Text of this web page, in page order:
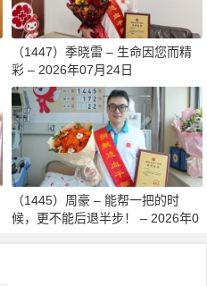
（1447）季晓雷 – 生命因您而精
彩 – 2026年07月24日
（1445）周豪 – 能帮一把的时
候，更不能后退半步！ – 2026年0